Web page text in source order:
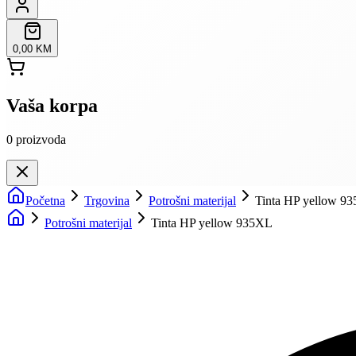
0,00 KM
Vaša korpa
0 proizvoda
Početna Trgovina Potrošni materijal
Tinta HP yellow
Potrošni materijal
Tinta HP yellow 935XL